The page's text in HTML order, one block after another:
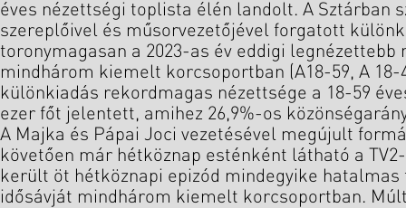
éves nézettségi toplista élén landolt. A Sztárban
szereplőivel és műsorvezetőjével forgatott
toronymagasan a 2023-as év eddigi legnézettebb
mindhárom kiemelt korcsoportban (A18-59, A 18-
különkiadás rekordmagas nézettsége a 18-59
ezer főt jelentett, amihez 26,9%-os
A Majka és Pápai Joci vezetésével megújult
követően már hétköznap esténként látható a
került öt hétköznapi epizód mindegyike hatalmas
idősávját mindhárom kiemelt korcsoportban.